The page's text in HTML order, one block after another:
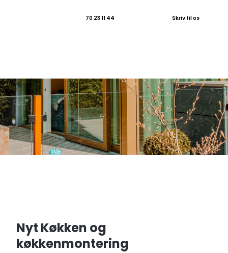
70 23 11 44 Skriv til os​
Nyt Køkken og
køkkenmontering